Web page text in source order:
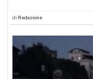
di Redazione